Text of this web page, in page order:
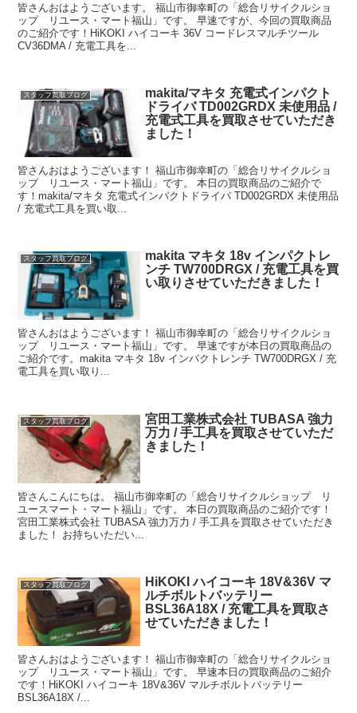
皆さんおはようございます。 福山市御幸町の「総合リサイクルショ
ップ リユース・マート福山」です。 早速ですが、今回の買取商品
のご紹介です！HiKOKI ハイコーキ 36V コードレスマルチツール
CV36DMA / 充電工具を...
スタッフ買取ブログ
makita/マキタ 充電式インパクト
ドライバ TD002GRDX 未使用品 /
充電式工具を買取させていただき
ました！
皆さんおはようございます！ 福山市御幸町の「総合リサイクルショ
ップ リユース・マート福山」です。 本日の買取商品のご紹介で
す！makita/マキタ 充電式インパクトドライバ TD002GRDX 未使用品
/ 充電式工具を買い取...
スタッフ買取ブログ
makita マキタ 18v インパクトレ
ンチ TW700DRGX / 充電工具を買
い取りさせていただきました！
皆さんおはようございます！ 福山市御幸町の「総合リサイクルショ
ップ リユース・マート福山」です。 早速ですが本日の買取商品の
ご紹介です。makita マキタ 18v インパクトレンチ TW700DRGX / 充
電工具を買い取り...
スタッフ買取ブログ
宮田工業株式会社 TUBASA 強力
万力 / 手工具を買取させていただ
きました！
皆さんこんにちは。 福山市御幸町の「総合リサイクルショップ リ
ユースマート・マート福山」です。 本日の買取商品のご紹介です！
宮田工業株式会社 TUBASA 強力万力 / 手工具を買取させていただき
ました！ お持ちいただい...
スタッフ買取ブログ
HiKOKI ハイコーキ 18V&36V マ
ルチボルトバッテリー
BSL36A18X / 充電工具を買取さ
せていただきました！
皆さんおはようございます！ 福山市御幸町の「総合リサイクルショ
ップ リユース・マート福山」です。 早速本日の買取商品のご紹介
です！HiKOKI ハイコーキ 18V&36V マルチボルトバッテリー
BSL36A18X /...